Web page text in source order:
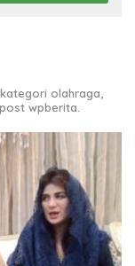
olahraga,
wpberita.